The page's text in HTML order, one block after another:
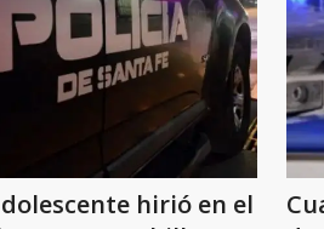
hirió en el